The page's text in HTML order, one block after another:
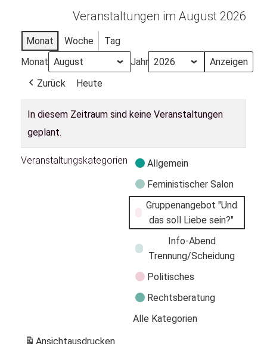
Veranstaltungen im August 2026
Monat Woche
Tag
Monat
Jahr
Zurück
Heute
In diesem Zeitraum sind keine Veranstaltungen
geplant.
Veranstaltungskategorien
Allgemein
Feministischer Salon
Gruppenangebot "Und
das soll Liebe sein?"
Info-Abend
Trennung/Scheidung
Politisches
Rechtsberatung
Alle Kategorien
Ansichtausdrucken